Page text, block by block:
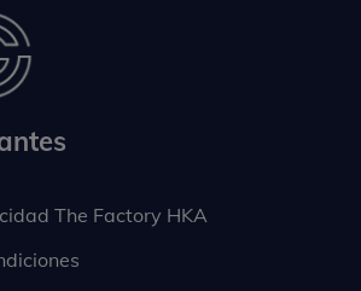
The Factory HKA